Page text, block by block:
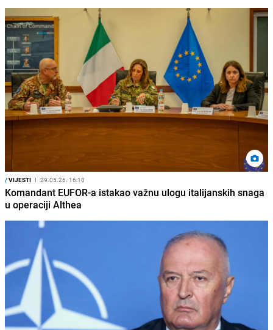
/VIJESTI I 29.05.26. 16:10
Komandant EUFOR-a istakao važnu ulogu italijanskih snaga
u operaciji Althea